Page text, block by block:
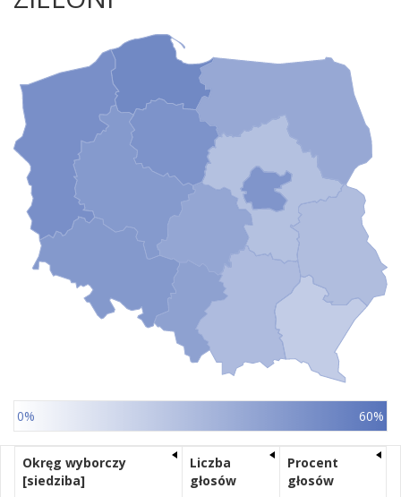
0% 60%
Okręg wyborczy
[siedziba]
Liczba
głosów
Procent
głosów